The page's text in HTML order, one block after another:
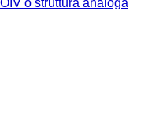
o struttura analoga